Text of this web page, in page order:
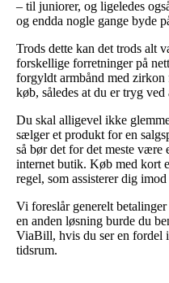
– til juniorer, og ligeledes
og endda nogle gange byde
Trods dette kan det trods alt
forskellige forretninger på
forgyldt armbånd med
køb, således at du er tryg
Du skal alligevel ikke
sælger et produkt for en
så bør det for det meste
internet butik. Køb med kort
regel, som assisterer dig
Vi foreslår generelt
en anden løsning burde du
ViaBill, hvis du ser en fordel
tidsrum.